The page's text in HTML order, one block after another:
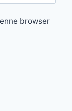
browser